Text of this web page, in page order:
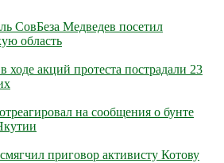
СовБеза Медведев посетил
область
ходе акций протеста пострадали 23
на сообщения о бунте
приговор активисту Котову